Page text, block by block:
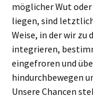
möglicher Wut
liegen, sind
Weise, in der wir zu
integrieren,
eingefroren und
hindurchbewegen
Unsere Chancen